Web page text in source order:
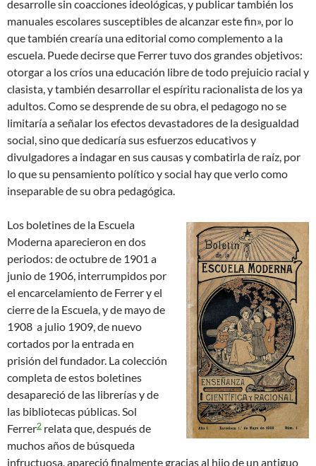
desarrolle sin coacciones ideológicas, y publicar también los
manuales escolares susceptibles de alcanzar este fin», por lo
que también crearía una editorial como complemento a la
escuela. Puede decirse que Ferrer tuvo dos grandes objetivos:
otorgar a los críos una educación libre de todo prejuicio racial y
clasista, y también desarrollar el espíritu racionalista de los ya
adultos. Como se desprende de su obra, el pedagogo no se
limitaría a señalar los efectos devastadores de la desigualdad
social, sino que dedicaría sus esfuerzos educativos y
divulgadores a indagar en sus causas y combatirla de raíz, por
lo que su pensamiento político y social hay que verlo como
inseparable de su obra pedagógica.
Los boletines de la Escuela
Moderna aparecieron en dos
periodos: de octubre de 1901 a
junio de 1906, interrumpidos por
el encarcelamiento de Ferrer y el
cierre de la Escuela, y de mayo de
1908 a julio 1909, de nuevo
cortados por la entrada en
prisión del fundador. La colección
completa de estos boletines
desapareció de las librerías y de
las bibliotecas públicas. Sol
Ferrer2 relata que, después de
muchos años de búsqueda
infructuosa, apareció finalmente gracias al hijo de un antiguo